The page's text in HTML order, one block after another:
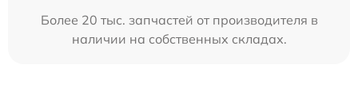
Более 20 тыс. запчастей от производителя в
наличии на собственных складах.